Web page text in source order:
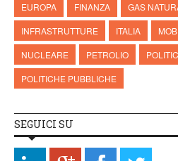
EUROPA
FINANZA GAS
INFRASTRUTTURE
ITALIA
NUCLEARE
PETROLIO
POLITICHE PUBBLICHE
SEGUICI SU